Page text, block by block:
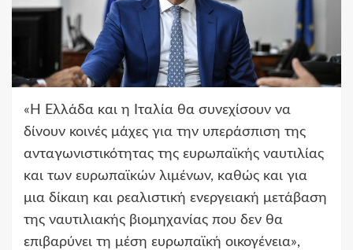
«Η Ελλάδα και η Ιταλία θα συνεχίσουν να
δίνουν κοινές μάχες για την υπεράσπιση της
ανταγωνιστικότητας της ευρωπαϊκής ναυτιλίας
και των ευρωπαϊκών λιμένων, καθώς και για
μια δίκαιη και ρεαλιστική ενεργειακή μετάβαση
της ναυτιλιακής βιομηχανίας που δεν θα
επιβαρύνει τη μέση ευρωπαϊκή οικογένεια»,